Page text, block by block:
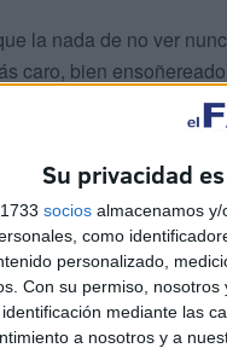
Su privacidad
socios almacenamos
como
personalizado,
Con su permiso, nosotros
mediante las
a nosotros y a
la nada de no ver
caro, bien
siempre hay morral
sacarte unos
en un carrillo lleno
y estirados, las
gustan de locos,
pancartas y
dar parte en nuestra
que hagan revivir al